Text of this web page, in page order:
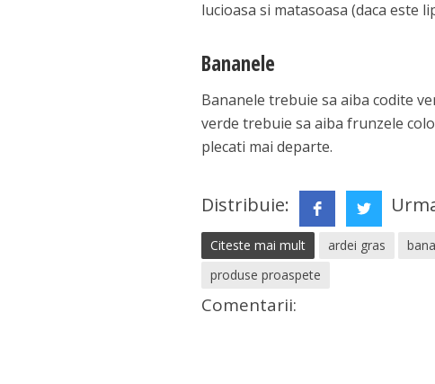
lucioasa si matasoasa (daca este
Bananele
Bananele trebuie sa aiba codite
verde trebuie sa aiba frunzele
plecati mai departe.
Distribuie:
Citeste mai mult ardei gras
produse proaspete
Comentarii: